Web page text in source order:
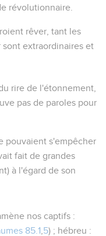
révolutionnaire.
rêver, tant les
extraordinaires et
du rire de l'étonnement,
pas de paroles pour
pouvaient s'empêcher
fait de grandes
) à l'égard de son
nos captifs :
85.1 5) ; hébreu :